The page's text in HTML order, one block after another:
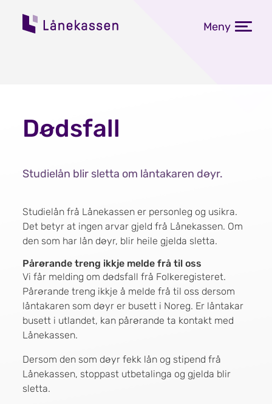
Meny
Dødsfall
Studielån blir sletta om låntakaren døyr.
Studielån frå Lånekassen er personleg og usikra.
Det betyr at ingen arvar gjeld frå Lånekassen. Om
den som har lån døyr, blir heile gjelda sletta.
Pårørande treng ikkje melde frå til oss
Vi får melding om dødsfall frå Folkeregisteret.
Pårørande treng ikkje å melde frå til oss dersom
låntakaren som døyr er busett i Noreg. Er låntakar
busett i utlandet, kan pårørande ta kontakt med
Lånekassen.
Dersom den som døyr fekk lån og stipend frå
Lånekassen, stoppast utbetalinga og gjelda blir
sletta.